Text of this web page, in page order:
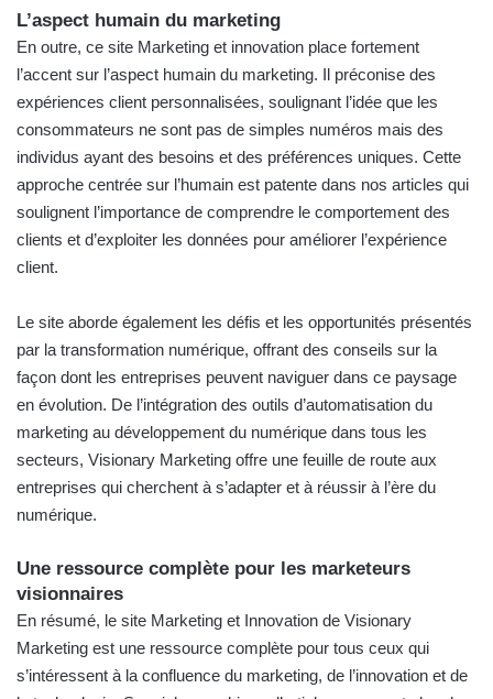
L’aspect humain du marketing
En outre, ce site Marketing et innovation place fortement
l’accent sur l’aspect humain du marketing. Il préconise des
expériences client personnalisées, soulignant l’idée que les
consommateurs ne sont pas de simples numéros mais des
individus ayant des besoins et des préférences uniques. Cette
approche centrée sur l’humain est patente dans nos articles qui
soulignent l’importance de comprendre le comportement des
clients et d’exploiter les données pour améliorer l’expérience
client.
Le site aborde également les défis et les opportunités présentés
par la transformation numérique, offrant des conseils sur la
façon dont les entreprises peuvent naviguer dans ce paysage
en évolution. De l’intégration des outils d’automatisation du
marketing au développement du numérique dans tous les
secteurs, Visionary Marketing offre une feuille de route aux
entreprises qui cherchent à s’adapter et à réussir à l’ère du
numérique.
Une ressource complète pour les marketeurs
visionnaires
En résumé, le site Marketing et Innovation de Visionary
Marketing est une ressource complète pour tous ceux qui
s’intéressent à la confluence du marketing, de l’innovation et de